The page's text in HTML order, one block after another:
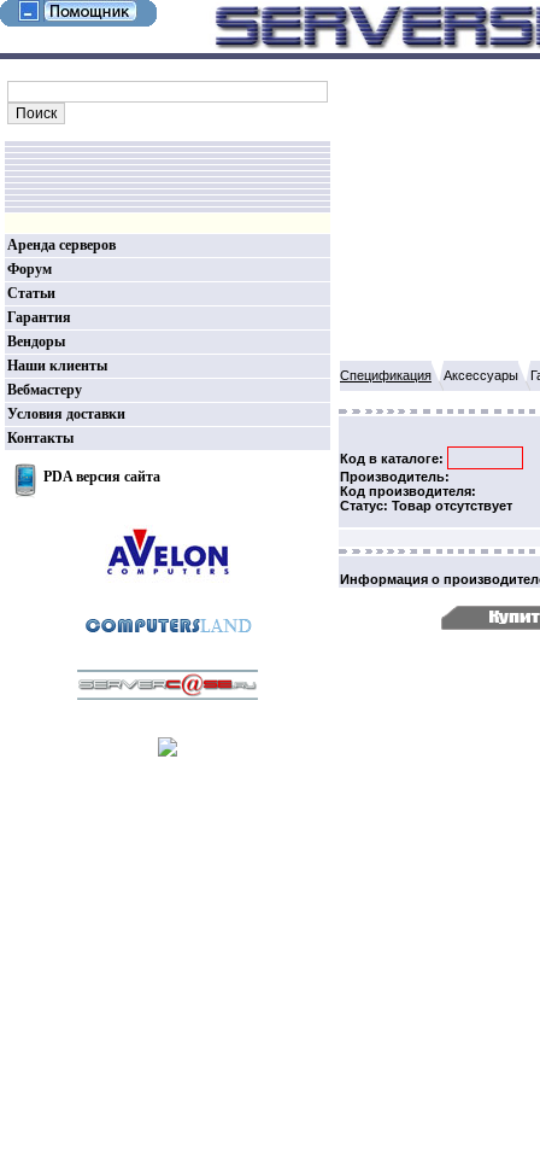
Аренда серверов
Форум
Статьи
Гарантия
Вендоры
Наши клиенты
Вебмастеру
Условия доставки
Контакты
PDA версия сайта
Спецификация Аксессуары
Код в каталоге:
Производитель:
Код производителя:
Статус: Товар отсутствует
Информация о